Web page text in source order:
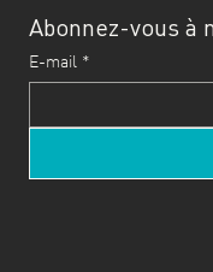
Abonnez-vous à
E-mail *